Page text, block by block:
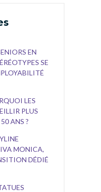
EN
SE
LES
PLUS
ANS ?
MONICA,
DÉDIÉ